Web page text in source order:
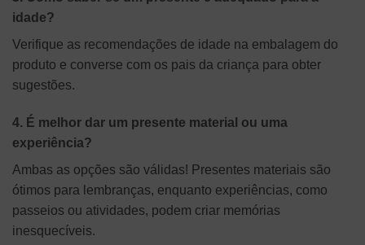
idade?
Verifique as recomendações de idade na embalagem do
produto e converse com os pais da criança para obter
sugestões.
4. É melhor dar um presente material ou uma
experiência?
Ambas as opções são válidas! Presentes materiais são
ótimos para lembranças, enquanto experiências, como
passeios ou atividades, podem criar memórias
inesquecíveis.